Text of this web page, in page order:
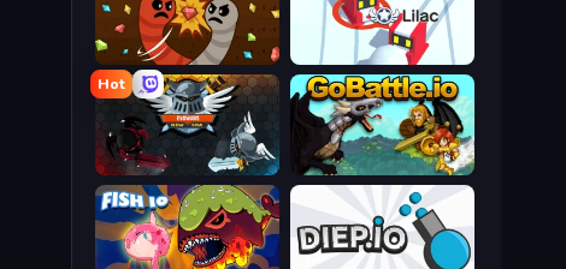
Snowball.io
Digworm.io
GoBattle.io
Hot
EvoWars.io